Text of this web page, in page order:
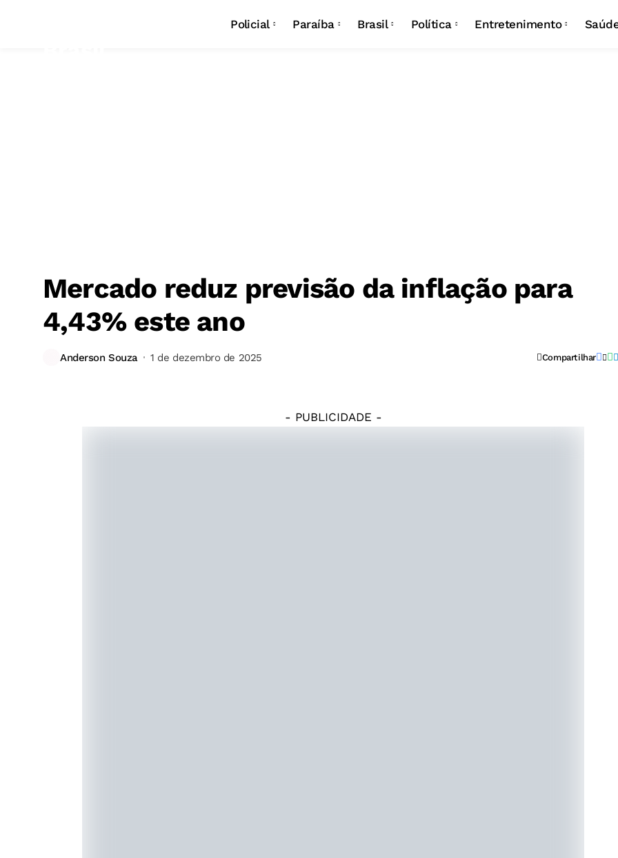
Policial Paraíba Brasil Política Entretenimento
Campina Grande Eleições Carnaval
Mercado reduz previsão da inflação para
4,43% este ano
Anderson Souza 1 de dezembro de 2025 Compartilhar
Cruz/Agência
- PUBLICIDADE -